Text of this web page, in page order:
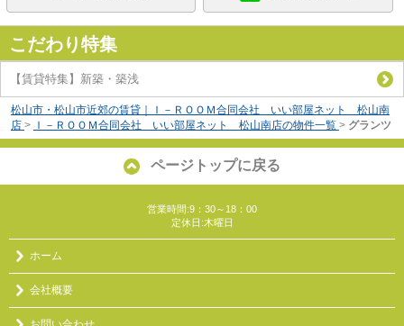
こだわり特集
【賃貸特集】新築・築浅
松山市・松山市近郊の賃貸｜Ｉ－ＲＯＯＭ合同会社 いい部屋ネット 松山南
店 > Ｉ－ＲＯＯＭ合同会社 いい部屋ネット 松山南店の物件一覧 > グランツ
ページトップに戻る
営業時間:9：30～18：00
定休日:木曜日
ホーム
会社概要